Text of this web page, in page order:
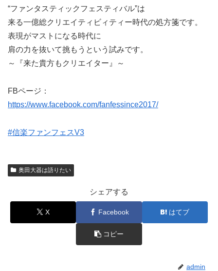
“ファンタスティックフェスティバル”は
来る一億総クリエイティビィティー時代の処方箋です。
表現がマストになる時代に
肩の力を抜いて挑もうという試みです。
～『来た貴方もクリエイター』～
FBページ：
https://www.facebook.com/fanfessince2017/
#信楽ファンフェスV3
奥田大器は語りたい
シェアする
X Facebook はてブ
コピー
admin